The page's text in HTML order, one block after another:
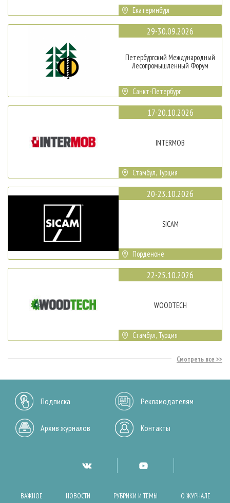
Екатеринбург
29-30.09.2026
Петербургский Международный
Лесопромышленный Форум
Санкт-Петербург
17-20.10.2026
INTERMOB
Стамбул, Турция
20-23.10.2026
SICAM
Порденоне
22-25.10.2026
WOODTECH
Стамбул, Турция
Смотреть все
Подписка Рекламодателям
Архив журналов Контакты
ВАЖНОЕ НОВОСТИ РУБРИКИ И ТЕМЫ О ЖУРНАЛЕ